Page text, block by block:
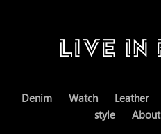
Denim Watch Leather
style
About